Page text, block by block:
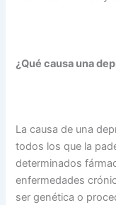
¿Qué causa una
La causa de una
todos los que la
determinados
enfermedades
ser genética o